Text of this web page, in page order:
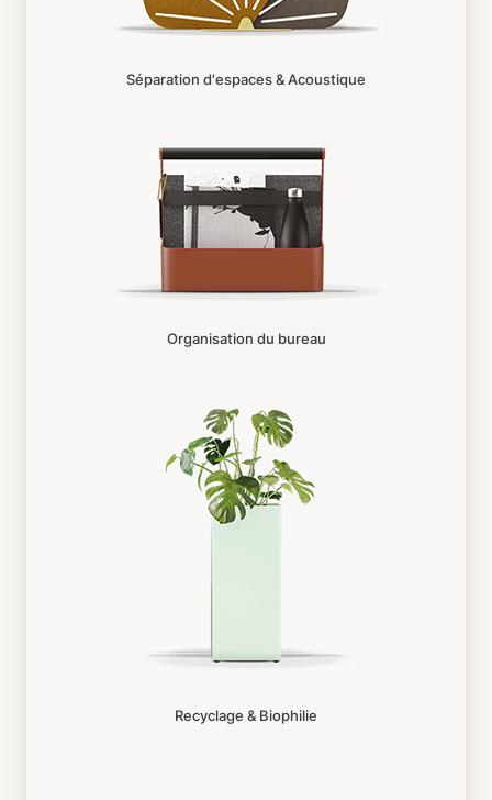
Séparation d'espaces & Acoustique
Organisation du bureau
Recyclage & Biophilie